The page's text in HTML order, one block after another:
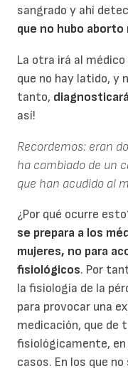
sangrado y ahí
que no hubo
La otra irá al
que no hay latido, y
tanto,
así!
Recordemos: eran
ha cambiado de un
que han acudido al
¿Por qué ocurre
se prepara a los
mujeres, no para
fisiológicos. Por
la fisiología de la
para provocar una
medicación, que de
fisiológicamente,
casos. En los que